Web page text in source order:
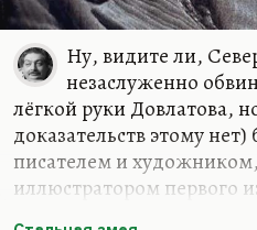
Ну, видите ли,
незаслуженно
лёгкой руки Довлатова,
доказательств этому
писателем и
иллюстратором первого